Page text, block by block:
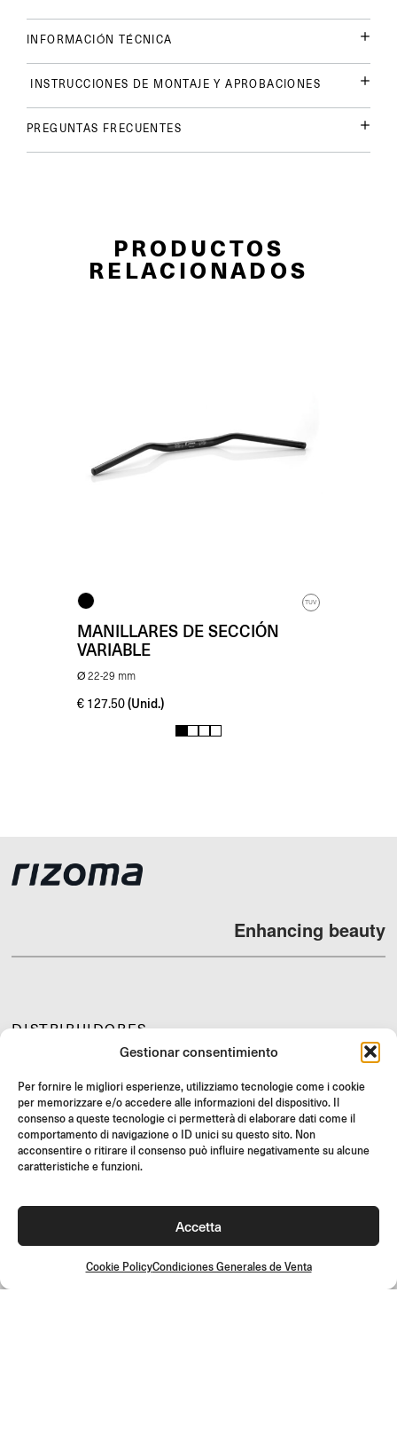
Gestionar consentimiento
Per fornire le migliori esperienze, utilizziamo tecnologie come i cookie
per memorizzare e/o accedere alle informazioni del dispositivo. Il
consenso a queste tecnologie ci permetterà di elaborare dati come il
comportamento di navigazione o ID unici su questo sito. Non
acconsentire o ritirare il consenso può influire negativamente su alcune
caratteristiche e funzioni.
Accetta
Cookie PolicyCondiciones Generales de Venta
INFORMACIÓN TÉCNICA
INSTRUCCIONES DE MONTAJE Y APROBACIONES
PREGUNTAS FRECUENTES
PRODUCTOS
RELACIONADOS
TUV
MANILLARES DE SECCIÓN
VARIABLE
Ø 22-29 mm
€ 127.50 (Unid.)
1 2 3 4
Enhancing beauty
DISTRIBUIDORES
SOPORTE Y FAQ
REVOLUCIONES
INSTRUCCIONES DE MONTAJE
GIFT CARD
OFERTAS LIMITADAS
¡Únete a la comunidad Rizoma y accede a contenidos exclusivos y